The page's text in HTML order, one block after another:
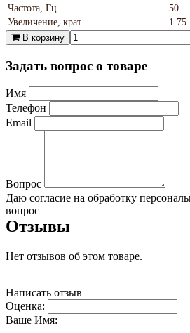
Частота, Гц
50
Увеличение, крат
1.75
В корзину
Задать вопрос о товаре
Имя
Телефон
Email
Вопрос
Даю согласие на обработку
вопрос
Отзывы
Нет отзывов об этом товаре.
Написать отзыв
Оценка:
Ваше Имя: